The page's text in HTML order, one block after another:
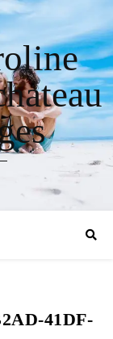
41DF-